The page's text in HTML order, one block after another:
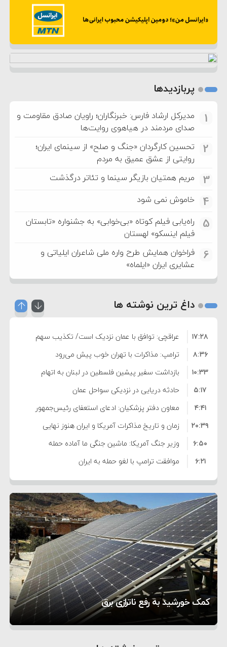
پربازدیدها
1
مدیرکل ارشاد فارس: خبرنگاران؛ راویان صادق مقاومت و
صدای مردمند در هیاهوی روایت‌ها
2
تحسین کارگردان «جنگ و صلح» از سینمای ایران؛
روایتی از عشق عمیق به مردم
3 مریم همتیان بازیگر سینما و تئاتر درگذشت
4 خاموش نمی شود
5
راه‌یابی فیلم کوتاه «بی‌خوابی» به جشنواره «تابستان
فیلم اینسکو» لهستان
6
فراخوان همایش طرح واره ملی شاعران ایلیاتی و
عشایری ایران «ایلماه»
داغ ترین نوشته ها
عراقچی: توافق با عمان نزدیک است/ تکذیب سهم
۱۱ درصدی ایران از خزر
۱۷:۲۸
ترامپ: مذاکرات با تهران خوب پیش می‌رود
۸:۳۶
بازداشت سفیر پیشین فلسطین در لبنان به اتهام
فساد و اختلاس اموال
۱۰:۳۳
حادثه دریایی در نزدیکی سواحل عمان
۵:۱۷
معاون دفتر پزشکیان: ادعای استعفای رئیس‌جمهور
واهی و کذب محض است
۴:۴۱
زمان و تاریخ مذاکرات آمریکا و ایران هنوز نهایی
نشده است
۲۰:۳۹
وزیر جنگ آمریکا: ماشین جنگی ما آماده حمله
نظامی علیه ایران است
۶:۵۰
موافقت ترامپ با لغو حمله به ایران
۶:۲۱
هشدار عراقچی به همتای عربستانی درباره همراهی با
آمریکا
۲:۱۵
مقام ارشد امنیتی: برنامه گسترده‌ای برای پاسخ به
دیوانگی آمریکا داریم
۷:۱۰
ترامپ دستور حملات جدید علیه ایران را صادر کرد
۵:۴۵
سپاه: دو نفتکش متخلف مورد اصابت قرار گرفته و
متوقف شدند
۱۲:۵۹
ترامپ مدعی توافق تاریخی برای خلع سلاح کامل
حماس شد
۸:۵۷
اعتراض عراقچی به همتای بلغارستانی به دلیل کمک
به آمریکا در حملات به ایران
۱۶:۱۹
کشورهایی که به متجاوزان کمک می کنند پاسخ
سختی خواهند گرفت
۱۰:۱۵
کمک خورشید به رفع ناترازی برق
تحسین کارگردان «جنگ و صلح» از سینمای ایران؛ روایتی
از عشق عمیق به مردم
۵ شهر افسانه‌ای هخامنشی که هنوز هم زنده هستند